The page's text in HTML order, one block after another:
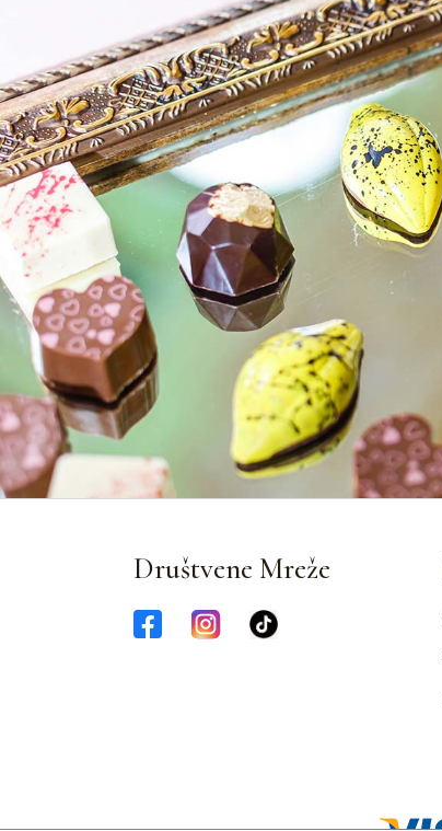
Društvene Mreže